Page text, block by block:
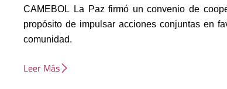
CAMEBOL La Paz firmó un convenio de
propósito de impulsar acciones conjuntas en
comunidad.
Leer Más